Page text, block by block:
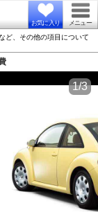
お気に入り メニュー
ど、その他の項目について
1/3